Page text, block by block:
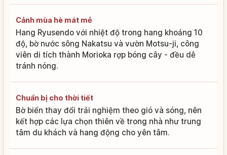
Cảnh mùa hè mát mẻ
Hang Ryusendo với nhiệt độ trong hang khoảng 10
độ, bờ nước sông Nakatsu và vườn Motsu-ji, công
viên di tích thành Morioka rợp bóng cây - đều dễ
tránh nóng.
Chuẩn bị cho thời tiết
Bờ biển thay đổi trải nghiệm theo gió và sóng, nên
kết hợp các lựa chọn thiên về trong nhà như trung
tâm du khách và hang động cho yên tâm.